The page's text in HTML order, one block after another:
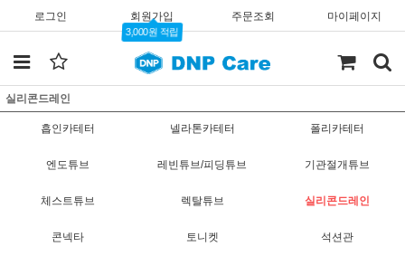
로그인 회원가입
3,000원 적립
주문조회 마이페이지
실리콘드레인
흡인카테터 넬라톤카테터 폴리카테터
엔도튜브 레빈튜브/피딩튜브 기관절개튜브
체스트튜브 렉탈튜브 실리콘드레인
콘넥타 토니켓 석션관